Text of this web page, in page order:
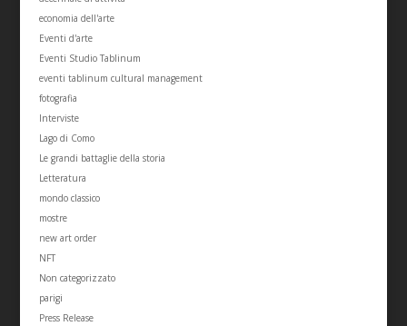
economia dell'arte
Eventi d'arte
Eventi Studio Tablinum
eventi tablinum cultural management
fotografia
Interviste
Lago di Como
Le grandi battaglie della storia
Letteratura
mondo classico
mostre
new art order
NFT
Non categorizzato
parigi
Press Release